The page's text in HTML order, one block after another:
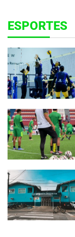
ESPORTES